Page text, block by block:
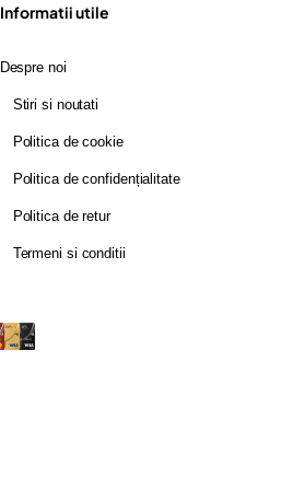
Informatii utile
Despre noi
Stiri si noutati
Politica de cookie
Politica de confidențialitate
Politica de retur
Termeni si conditii